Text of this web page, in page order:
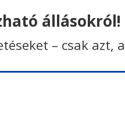
állásokról!
– csak azt,